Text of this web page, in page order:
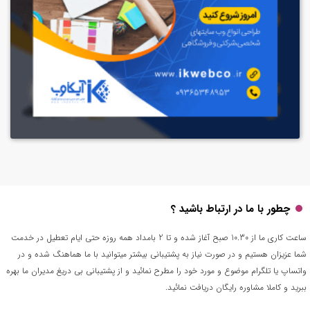
چطور با ما در ارتباط باشید ؟
ساعت کاری ما از 10.30 صبح آغاز شده و تا 2 بامداد همه روزه حتی ایام تعطیل در خدمت
شما عزیزان هستیم و در صورت نیاز به پشتیبانی بیشتر میتوانید با ما هماهنگ شده و در
واتساپ یا تلگرام موضوع و مورد خود را مطرح نمائید و از پشتیبانی بی دریغ مدیران ما بهره
ببرید و کاملا مشاوره رایگان دریافت نمائید.